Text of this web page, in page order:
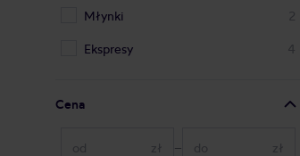
Młynki 2
Ekspresy 4
Cena
zł – zł